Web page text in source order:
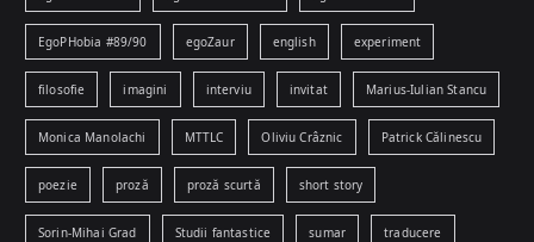
EgoPHobia #89/90 egoZaur english experiment
filosofie imagini interviu invitat Marius-Iulian Stancu
Monica Manolachi MTTLC Oliviu Crâznic Patrick Călinescu
poezie proză proză scurtă short story
Sorin-Mihai Grad Studii fantastice sumar traducere